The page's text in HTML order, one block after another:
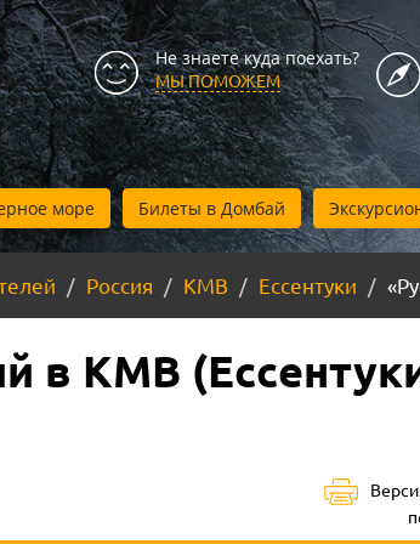
Не знаете куда поехать?
МЫ ПОМОЖЕМ
море Билеты в Домбай
Россия КМВ Ессентуки
в КМВ